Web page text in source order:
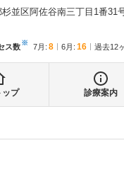
並区阿佐谷南三丁目1番31
ス数※ 7月 : 8 6月 : 16 過去12
ップ 診療案内